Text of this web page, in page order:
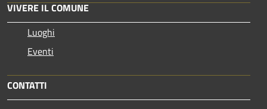
VIVERE IL COMUNE
Luoghi
Eventi
CONTATTI